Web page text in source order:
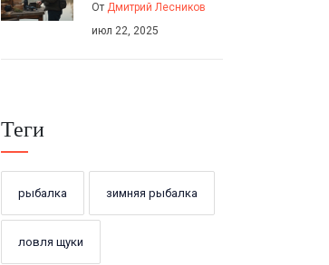
удивить
От Дмитрий Лесников
июл 22, 2025
Теги
рыбалка зимняя рыбалка
ловля щуки